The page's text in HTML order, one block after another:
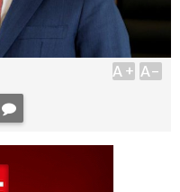
A+ A-